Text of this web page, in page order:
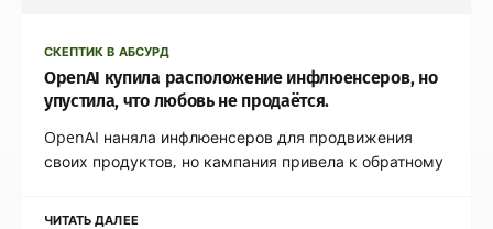
СКЕПТИК В АБСУРД
OpenAI купила расположение инфлюенсеров, но
упустила, что любовь не продаётся.
OpenAI наняла инфлюенсеров для продвижения
своих продуктов, но кампания привела к обратному
ЧИТАТЬ ДАЛЕЕ